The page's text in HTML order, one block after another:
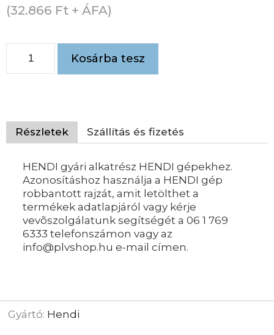
(32.866 Ft + ÁFA)
Kosárba tesz
Részletek Szállítás és fizetés
HENDI gyári alkatrész HENDI gépekhez.
Azonosításhoz használja a HENDI gép
robbantott rajzát, amit letölthet a
termékek adatlapjáról vagy kérje
vevõszolgálatunk segítségét a 06 1 769
6333 telefonszámon vagy az
info@plvshop.hu e-mail címen.
Gyártó: Hendi